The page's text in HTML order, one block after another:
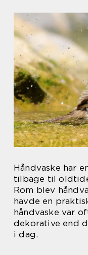
Håndvaske har
tilbage til
Rom blev
havde en
håndvaske var
dekorative end
i dag.